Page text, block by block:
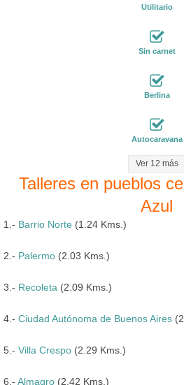
Utilitario
Sin carnet
Berlina
Autocaravana
Ver 12 más
Talleres en pueblos
Azul
1.- Barrio Norte (1.24 Kms.)
2.- Palermo (2.03 Kms.)
3.- Recoleta (2.09 Kms.)
4.- Ciudad Autónoma de Buenos Aires
5.- Villa Crespo (2.29 Kms.)
6.- Almagro (2.42 Kms.)